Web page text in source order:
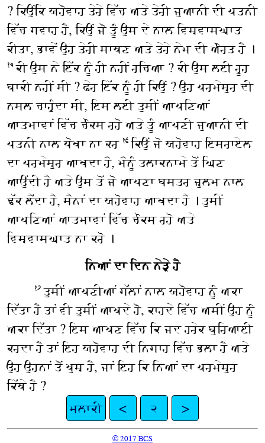
? ਕਿਉਂਕਿ ਯਹੋਵਾਹ ਤੇਰੇ ਵਿੱਚ ਅਤੇ ਤੇਰੀ ਜੁਆਨੀ ਦੀ ਪਤਨੀ
ਵਿੱਚ ਗਵਾਹ ਹੈ, ਕਿਉਂ ਜੋ ਤੂੰ ਉਸ ਦੇ ਨਾਲ ਵਿਸ਼ਵਾਸਘਾਤ
ਕੀਤਾ, ਭਾਵੇਂ ਉਹ ਤੇਰੀ ਸਾਥਣ ਅਤੇ ਤੇਰੇ ਨੇਮ ਦੀ ਔਰਤ ਹੈ ।
੧੫ਕੀ ਉਸ ਨੇ ਇੱਕ ਨੂੰ ਹੀ ਨਹੀਂ ਰਚਿਆ ? ਕੀ ਉਸ ਲਈ ਰੂਹ
ਬਾਕੀ ਨਹੀਂ ਸੀ ? ਫੇਰ ਇੱਕ ਨੂੰ ਹੀ ਕਿਉਂ ? ਉਹ ਪਰਮੇਸ਼ੁਰ ਦੀ
ਨਸਲ ਚਾਹੁੰਦਾ ਸੀ, ਇਸ ਲਈ ਤੁਸੀਂ ਆਪਣਿਆਂ
ਆਤਮਾਵਾਂ ਵਿੱਚ ਚੌਕਸ ਰਹੋ ਅਤੇ ਤੂੰ ਆਪਣੀ ਜੁਆਨੀ ਦੀ
ਪਤਨੀ ਨਾਲ ਧੋਖਾ ਨਾ ਕਰ ੧੬ਕਿਉਂ ਜੋ ਯਹੋਵਾਹ ਇਸਰਾਏਲ
ਦਾ ਪਰਮੇਸ਼ੁਰ ਆਖਦਾ ਹੈ, ਮੈਨੂੰ ਤਲਾਕਨਾਮੇ ਤੋਂ ਘਿਣ
ਆਉਂਦੀ ਹੈ ਅਤੇ ਉਸ ਤੋਂ ਜੋ ਆਪਣਾ ਬਸਤਰ ਜ਼ੁਲਮ ਨਾਲ
ਢੱਕ ਲੈਂਦਾ ਹੈ, ਸੈਨਾਂ ਦਾ ਯਹੋਵਾਹ ਆਖਦਾ ਹੈ । ਤੁਸੀਂ
ਆਪਣਿਆਂ ਆਤਮਾਵਾਂ ਵਿੱਚ ਚੌਕਸ ਰਹੋ ਅਤੇ
ਵਿਸ਼ਵਾਸਘਾਤ ਨਾ ਕਰੋ ।
ਨਿਆਂ ਦਾ ਦਿਨ ਨੇੜੇ ਹੈ
੧੭ਤੁਸੀਂ ਆਪਣੀਆਂ ਗੱਲਾਂ ਨਾਲ ਯਹੋਵਾਹ ਨੂੰ ਅਕਾ
ਦਿੱਤਾ ਹੈ ਤਾਂ ਵੀ ਤੁਸੀਂ ਆਖਦੇ ਹੋ, ਕਾਹਦੇ ਵਿੱਚ ਅਸੀਂ ਉਹ ਨੂੰ
ਅਕਾ ਦਿੱਤਾ ? ਇਸ ਆਖਣ ਵਿੱਚ ਕਿ ਜਦ ਹਰੇਕ ਬੁਰਿਆਈ
ਕਰਦਾ ਹੈ ਤਾਂ ਇਹ ਯਹੋਵਾਹ ਦੀ ਨਿਗਾਹ ਵਿੱਚ ਭਲਾ ਹੈ ਅਤੇ
ਉਹ ਉਹਨਾਂ ਤੋਂ ਖੁਸ਼ ਹੈ, ਜਾਂ ਇਹ ਕਿ ਨਿਆਂ ਦਾ ਪਰਮੇਸ਼ੁਰ
ਕਿੱਥੇ ਹੈ ?
ਮਲਾਕੀ
< ੨ >
© 2017 BCS